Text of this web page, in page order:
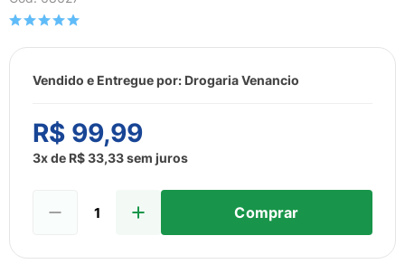
Vendido e Entregue por: Drogaria Venancio
R$ 99,99
3x de R$33,33sem juros
Comprar
8º
sabonete liquido
10
fralda